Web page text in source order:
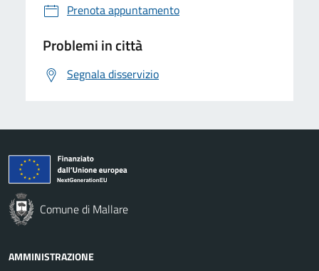
Prenota appuntamento
Problemi in città
Segnala disservizio
Comune di Mallare
AMMINISTRAZIONE